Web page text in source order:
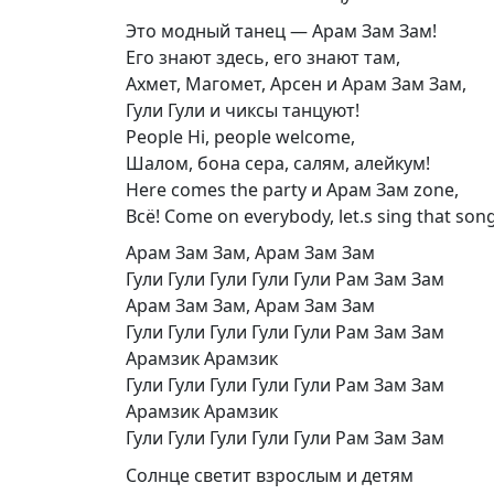
Это модный танец — Арам Зам Зам!
Его знают здесь, его знают там,
Ахмет, Магомет, Арсен и Арам Зам Зам,
Гули Гули и чиксы танцуют!
People Hi, people welcome,
Шалом, бона сера, салям, алейкум!
Here comes the party и Арам Зам zone,
Всё! Come on everybody, let.s sing that
Арам Зам Зам, Арам Зам Зам
Гули Гули Гули Гули Гули Рам Зам Зам
Арам Зам Зам, Арам Зам Зам
Гули Гули Гули Гули Гули Рам Зам Зам
Арамзик Арамзик
Гули Гули Гули Гули Гули Рам Зам Зам
Арамзик Арамзик
Гули Гули Гули Гули Гули Рам Зам Зам
Солнце светит взрослым и детям